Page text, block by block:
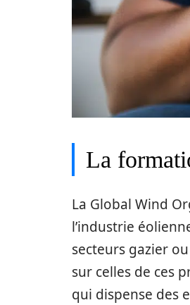
La
La Global Wind
l’industrie
secteurs gazier
sur celles de ces
qui dispense des